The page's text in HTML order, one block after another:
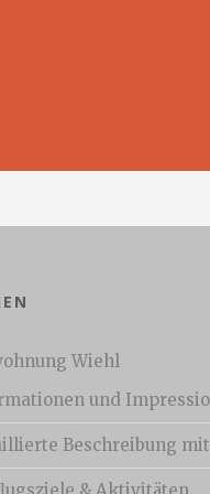
Wiehl
und
Beschreibung